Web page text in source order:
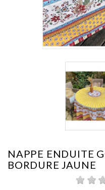
NAPPE ENDUITE
BORDURE JAUNE